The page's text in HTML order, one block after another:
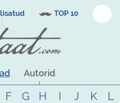
TOP 10
Autorid
F G H I J K
L